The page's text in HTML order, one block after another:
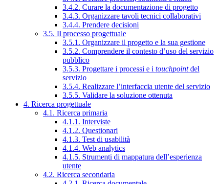
3.4.2. Curare la documentazione di progetto
3.4.3. Organizzare tavoli tecnici collaborativi
3.4.4. Prendere decisioni
3.5. Il processo progettuale
3.5.1. Organizzare il progetto e la sua gestione
3.5.2. Comprendere il contesto d’uso del servizio
pubblico
3.5.3. Progettare i processi e i touchpointdel
servizio
3.5.4. Realizzare l’interfaccia utente del servizio
3.5.5. Validare la soluzione ottenuta
4. Ricerca progettuale
4.1. Ricerca primaria
4.1.1. Interviste
4.1.2. Questionari
4.1.3. Test di usabilità
4.1.4. Web analytics
4.1.5. Strumenti di mappatura dell’esperienza
utente
4.2. Ricerca secondaria